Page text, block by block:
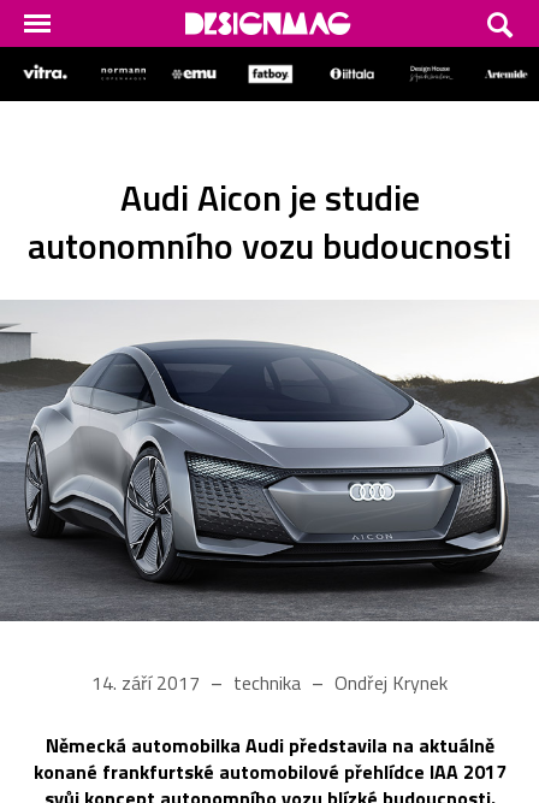
Audi Aicon je studie
autonomního vozu budoucnosti
14. září 2017 technika Ondřej Krynek
Německá automobilka Audi představila na aktuálně
konané frankfurtské automobilové přehlídce IAA 2017